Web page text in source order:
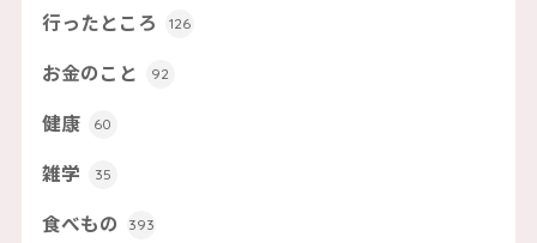
行ったところ 126
お金のこと 92
健康 60
雑学 35
食べもの 393